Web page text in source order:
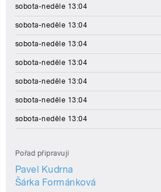
sobota-neděle 13:04
sobota-neděle 13:04
sobota-neděle 13:04
sobota-neděle 13:04
sobota-neděle 13:04
sobota-neděle 13:04
sobota-neděle 13:04
Pořad připravují
Pavel Kudrna
Šárka Formánková